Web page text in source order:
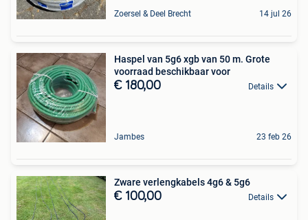
Zoersel & Deel Brecht 14 jul 26
Haspel van 5g6 xgb van 50 m. Grote
voorraad beschikbaar voor
€ 180,00 Details
Jambes 23 feb 26
Zware verlengkabels 4g6 & 5g6
€ 100,00 Details